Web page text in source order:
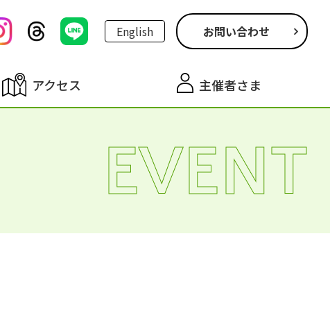
English お問い合わせ
アクセス 主催者さま
EVENT